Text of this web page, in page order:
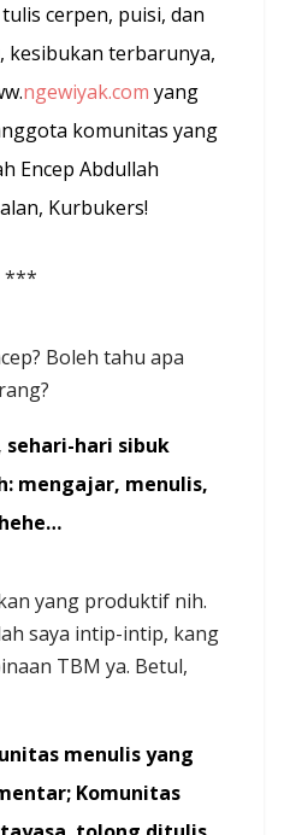
cerpen, puisi, dan
kesibukan terbarunya,
ngewiyak.com yang
komunitas yang
Encep Abdullah
Kurbukers!
***
Boleh tahu apa
hari sibuk
mengajar, menulis,
hehe…
yang produktif nih.
saya intip-intip, kang
TBM ya. Betul,
menulis yang
Komunitas